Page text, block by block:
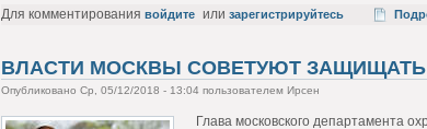
Для комментирования войдите или зарегистрируйтесь
ВЛАСТИ МОСКВЫ СОВЕТУЮТ
Опубликовано Ср, 05/12/2018 - 13:04 пользователем Ирсен
Глава московского департамента